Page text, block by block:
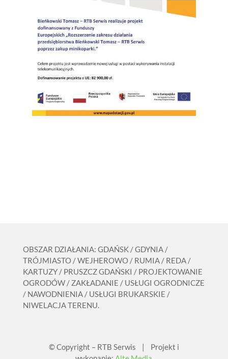
OBSZAR DZIAŁANIA: GDAŃSK / GDYNIA /
TRÓJMIASTO / WEJHEROWO / RUMIA / REDA /
KARTUZY / PRUSZCZ GDAŃSKI / PROJEKTOWANIE
OGRODÓW / ZAKŁADANIE / USŁUGI OGRODNICZE
/ NAWODNIENIA / USŁUGI BRUKARSKIE /
NIWELACJA TERENU.
© Copyright – RTB Serwis | Projekt i